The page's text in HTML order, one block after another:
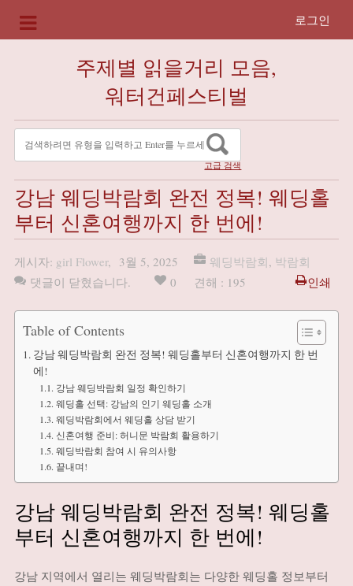
로그인
주제별 읽을거리 모음,
워터건페스티벌
고급 검색
강남 웨딩박람회 완전 정복! 웨딩홀
부터 신혼여행까지 한 번에!
게시자: girl Flower, 3월 5, 2025 웨딩박람회, 박람회
댓글이 닫혔습니다.
0 견해 : 195 인쇄
Table of Contents
강남 웨딩박람회 완전 정복! 웨딩홀부터 신혼여행까지 한 번
에!
강남 웨딩박람회 일정 확인하기
웨딩홀 선택: 강남의 인기 웨딩홀 소개
웨딩박람회에서 웨딩홀 상담 받기
신혼여행 준비: 허니문 박람회 활용하기
웨딩박람회 참여 시 유의사항
끝내며!
강남 웨딩박람회 완전 정복! 웨딩홀
부터 신혼여행까지 한 번에!
강남 지역에서 열리는 웨딩박람회는 다양한 웨딩홀 정보부터